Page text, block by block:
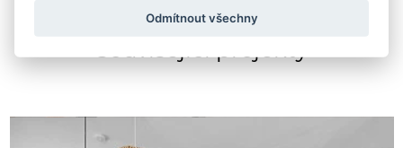
Související projekty
Odmítnout všechny